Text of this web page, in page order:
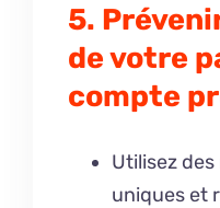
5.
de votre
compte
Utilisez
uniques et